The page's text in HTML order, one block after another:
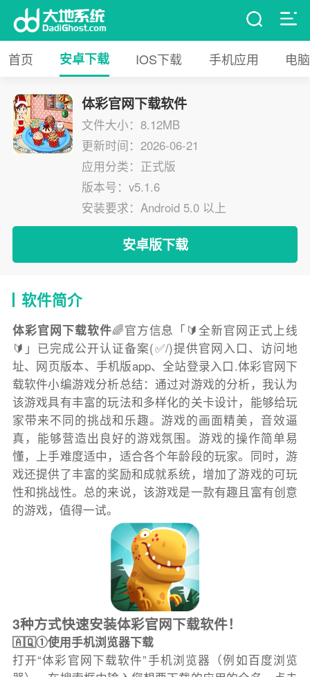
首页 安卓下载 IOS下载 手机应用 电
体彩官网下载软件
文件大小：8.12MB
更新时间：2026-06-21
应用分类：正式版
版本号：v5.1.6
安装要求：Android 5.0 以上
安卓版下载
软件简介
体彩官网下载软件🌈官方信息「🔰全新官网正式上线
🔰」已完成公开认证备案(✅/)提供官网入口、访问地
址、网页版本、手机版app、全站登录入口.体彩官网下
载软件小编游戏分析总结：通过对游戏的分析，我认为
该游戏具有丰富的玩法和多样化的关卡设计，能够给玩
家带来不同的挑战和乐趣。游戏的画面精美，音效逼
真，能够营造出良好的游戏氛围。游戏的操作简单易
懂，上手难度适中，适合各个年龄段的玩家。同时，游
戏还提供了丰富的奖励和成就系统，增加了游戏的可玩
性和挑战性。总的来说，该游戏是一款有趣且富有创意
的游戏，值得一试。
3种方式快速安装体彩官网下载软件！
🇦🇶①使用手机浏览器下载
打开“体彩官网下载软件”手机浏览器（例如百度浏览